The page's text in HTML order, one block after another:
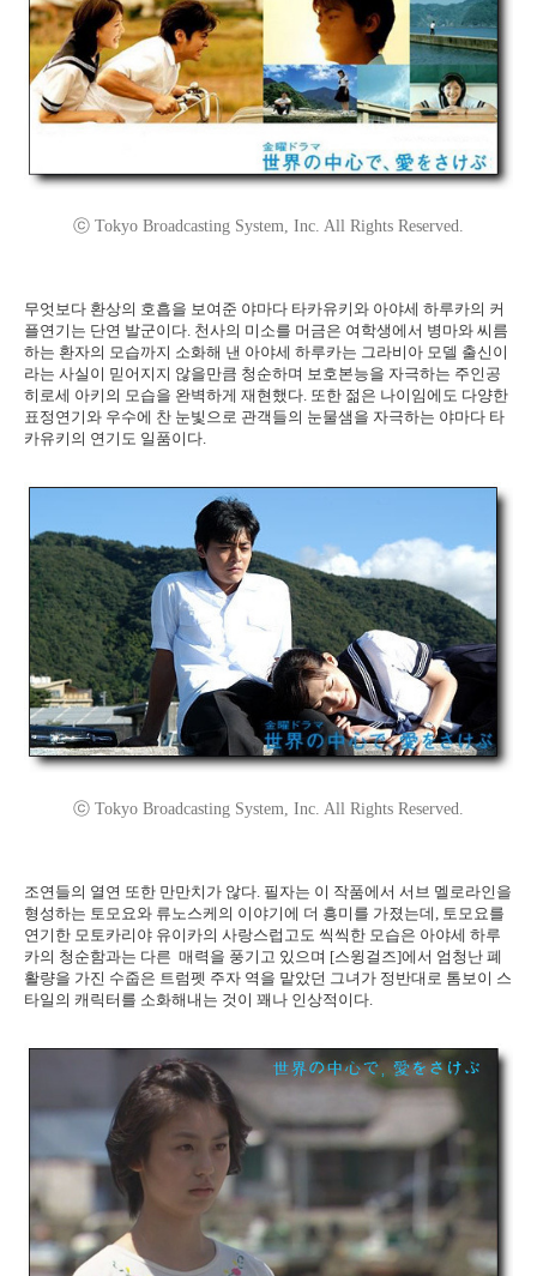
ⓒ Tokyo Broadcasting System, Inc. All Rights Reserved.
무엇보다 환상의 호흡을 보여준 야마다 타카유키와 아야세 하루카의 커
플연기는 단연 발군이다. 천사의 미소를 머금은 여학생에서 병마와 씨름
하는 환자의 모습까지 소화해 낸 아야세 하루카는 그라비아 모델 출신이
라는 사실이 믿어지지 않을만큼 청순하며 보호본능을 자극하는 주인공
히로세 아키의 모습을 완벽하게 재현했다. 또한 젊은 나이임에도 다양한
표정연기와 우수에 찬 눈빛으로 관객들의 눈물샘을 자극하는 야마다 타
카유키의 연기도 일품이다.
ⓒ Tokyo Broadcasting System, Inc. All Rights Reserved.
조연들의 열연 또한 만만치가 않다. 필자는 이 작품에서 서브 멜로라인을
형성하는 토모요와 류노스케의 이야기에 더 흥미를 가졌는데, 토모요를
연기한 모토카리야 유이카의 사랑스럽고도 씩씩한 모습은 아야세 하루
카의 청순함과는 다른 매력을 풍기고 있으며 [스윙걸즈]에서 엄청난 폐
활량을 가진 수줍은 트럼펫 주자 역을 맡았던 그녀가 정반대로 톰보이 스
타일의 캐릭터를 소화해내는 것이 꽤나 인상적이다.